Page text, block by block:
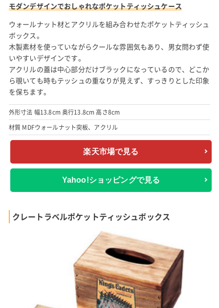
モダンデザインでおしゃれなポケットティッシュケース
ウォールナット材とアクリルを組み合わせたポケットティッシュ
ボックス。
木製素材を使っていながらクールな雰囲気もあり、男女問わず使
いやすいデザインです。
アクリルの蓋は中心部分だけブラックになっているので、どこか
ら覗いても時もテッシュの重なりが見えず、すっきりとした印象
を保ちます。
外形寸法 幅13.8cm 奥行13.8cm 高さ8cm
材質 MDFウォールナット突板、アクリル
楽天市場で見る
Yahoo!ショッピングで見る
クレートラベルポケットティッシュボックス